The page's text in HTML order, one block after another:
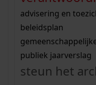
bouwvergunningen
vergunningen
beeld en geluid
uitleg nodig?
Wij helpen u op
bekijk alle zoektips
Wij helpen u op
bekijk alle zoektips
bekijk ons
advisering en
beleidsplan
publiek jaarverslag
steun het
Mijn Studiezaal